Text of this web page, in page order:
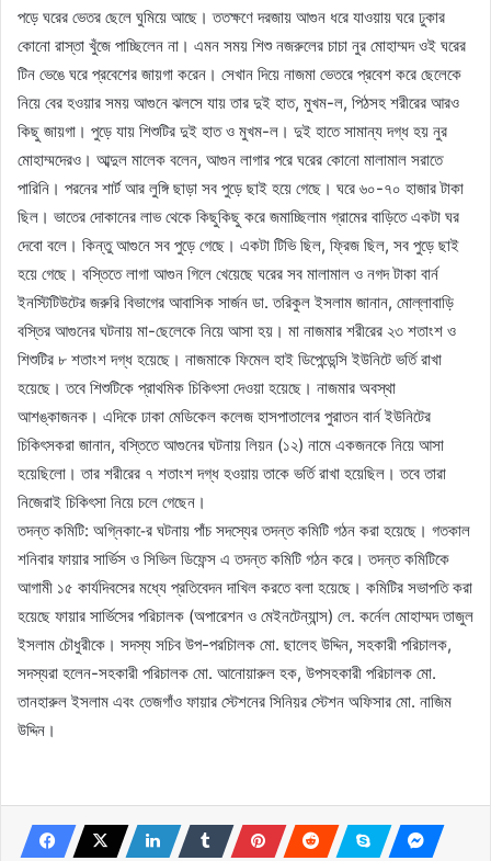
পড়ে ঘরের ভেতর ছেলে ঘুমিয়ে আছে। ততক্ষণে দরজায় আগুন ধরে যাওয়ায় ঘরে ঢুকার
কোনো রাস্তা খুঁজে পাচ্ছিলেন না। এমন সময় শিশু নজরুলের চাচা নুর মোহাম্মদ ওই ঘরের
টিন ভেঙে ঘরে প্রবেশের জায়গা করেন। সেখান দিয়ে নাজমা ভেতরে প্রবেশ করে ছেলেকে
নিয়ে বের হওয়ার সময় আগুনে ঝলসে যায় তার দুই হাত, মুখম-ল, পিঠসহ শরীরের আরও
কিছু জায়গা। পুড়ে যায় শিশুটির দুই হাত ও মুখম-ল। দুই হাতে সামান্য দগ্ধ হয় নুর
মোহাম্মদেরও। আব্দুল মালেক বলেন, আগুন লাগার পরে ঘরের কোনো মালামাল সরাতে
পারিনি। পরনের শার্ট আর লুঙ্গি ছাড়া সব পুড়ে ছাই হয়ে গেছে। ঘরে ৬০-৭০ হাজার টাকা
ছিল। ভাতের দোকানের লাভ থেকে কিছুকিছু করে জমাচ্ছিলাম গ্রামের বাড়িতে একটা ঘর
দেবো বলে। কিন্তু আগুনে সব পুড়ে গেছে। একটা টিভি ছিল, ফ্রিজ ছিল, সব পুড়ে ছাই
হয়ে গেছে। বস্তিতে লাগা আগুন গিলে খেয়েছে ঘরের সব মালামাল ও নগদ টাকা বার্ন
ইনস্টিটিউটের জরুরি বিভাগের আবাসিক সার্জন ডা. তরিকুল ইসলাম জানান, মোল্লাবাড়ি
বস্তির আগুনের ঘটনায় মা-ছেলেকে নিয়ে আসা হয়। মা নাজমার শরীরের ২৩ শতাংশ ও
শিশুটির ৮ শতাংশ দগ্ধ হয়েছে। নাজমাকে ফিমেল হাই ডিপেন্ডেন্সি ইউনিটে ভর্তি রাখা
হয়েছে। তবে শিশুটিকে প্রাথমিক চিকিৎসা দেওয়া হয়েছে। নাজমার অবস্থা
আশঙ্কাজনক। এদিকে ঢাকা মেডিকেল কলেজ হাসপাতালের পুরাতন বার্ন ইউনিটের
চিকিৎসকরা জানান, বস্তিতে আগুনের ঘটনায় লিয়ন (১২) নামে একজনকে নিয়ে আসা
হয়েছিলো। তার শরীরের ৭ শতাংশ দগ্ধ হওয়ায় তাকে ভর্তি রাখা হয়েছিল। তবে তারা
নিজেরাই চিকিৎসা নিয়ে চলে গেছেন।
তদন্ত কমিটি: অগ্নিকা-ের ঘটনায় পাঁচ সদস্যের তদন্ত কমিটি গঠন করা হয়েছে। গতকাল
শনিবার ফায়ার সার্ভিস ও সিভিল ডিফেন্স এ তদন্ত কমিটি গঠন করে। তদন্ত কমিটিকে
আগামী ১৫ কার্যদিবসের মধ্যে প্রতিবেদন দাখিল করতে বলা হয়েছে। কমিটির সভাপতি করা
হয়েছে ফায়ার সার্ভিসের পরিচালক (অপারেশন ও মেইনটেন্যান্স) লে. কর্নেল মোহাম্মদ তাজুল
ইসলাম চৌধুরীকে। সদস্য সচিব উপ-পরচিালক মো. ছালেহ উদ্দিন, সহকারী পরিচালক,
সদস্যরা হলেন-সহকারী পরিচালক মো. আনোয়ারুল হক, উপসহকারী পরিচালক মো.
তানহারুল ইসলাম এবং তেজগাঁও ফায়ার স্টেশনের সিনিয়র স্টেশন অফিসার মো. নাজিম
উদ্দিন।